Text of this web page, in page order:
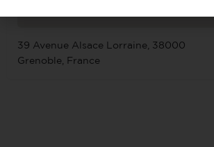
39 Avenue Alsace Lorraine, 38000
Grenoble, France